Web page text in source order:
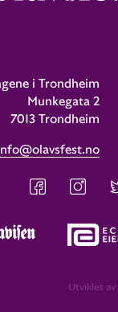
i Trondheim
Munkegata 2
7013 Trondheim
Utviklet av